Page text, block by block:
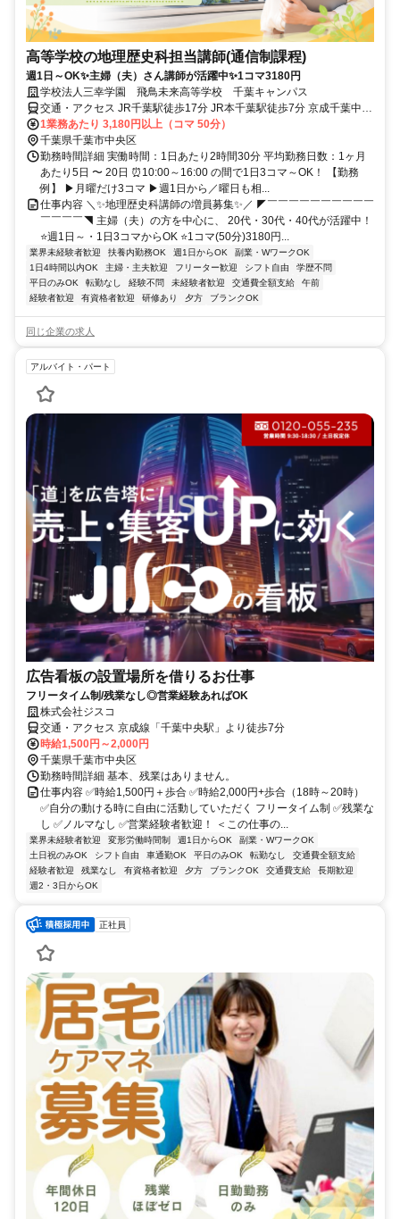
高等学校の地理歴史科担当講師(通信制課程)
週1日～OK✨主婦（夫）さん講師が活躍中✨1コマ3180円
学校法人三幸学園 飛鳥未来高等学校 千葉キャンパス
交通・アクセス JR千葉駅徒歩17分 JR本千葉駅徒歩7分 京成千葉中央
駅徒歩7分
1業務あたり 3,180円以上（コマ 50分）
千葉県千葉市中央区
勤務時間詳細 実働時間：1日あたり2時間30分 平均勤務日数：1ヶ月
あたり5日 〜 20日 ⏰10:00～16:00 の間で1日3コマ～OK！ 【勤務
例】 ▶月曜だけ3コマ ▶週1日から／曜日も相...
仕事内容 ＼✨地理歴史科講師の増員募集✨／ ◤￣￣￣￣￣￣￣￣￣￣
￣￣￣￣◥ 主婦（夫）の方を中心に、 20代・30代・40代が活躍中！
⭐週1日～・1日3コマからOK ⭐1コマ(50分)3180円...
業界未経験者歓迎 扶養内勤務OK 週1日からOK
副業・WワークOK
1日4時間以内OK
主婦・主夫歓迎 フリーター歓迎 シフト自由
学歴不問
平日のみOK
転勤なし 経験不問 未経験者歓迎 交通費全額支給
午前
経験者歓迎
有資格者歓迎 研修あり 夕方 ブランクOK
同じ企業の求人
アルバイト・パート
広告看板の設置場所を借りるお仕事
フリータイム制/残業なし◎営業経験あればOK
株式会社ジスコ
交通・アクセス 京成線「千葉中央駅」より徒歩7分
時給1,500円～2,000円
千葉県千葉市中央区
勤務時間詳細 基本、残業はありません。
仕事内容 ✅時給1,500円＋歩合 ✅時給2,000円+歩合（18時～20時）
✅自分の動ける時に自由に活動していただく フリータイム制 ✅残業な
し ✅ノルマなし ✅営業経験者歓迎！ ＜この仕事の...
業界未経験者歓迎 変形労働時間制 週1日からOK
副業・WワークOK
土日祝のみOK
シフト自由 車通勤OK 平日のみOK 転勤なし
交通費全額支給
経験者歓迎
残業なし 有資格者歓迎 夕方 ブランクOK 交通費支給
長期歓迎
週2・3日からOK
正社員